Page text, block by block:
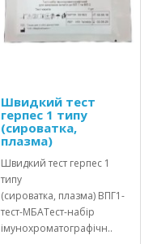
Швидкий тест
герпес 1 типу
(сироватка,
плазма)
Швидкий тест герпес 1
типу
(сироватка, плазма) ВПГ1-
тест-МБАТест-набір
імунохроматографічн..